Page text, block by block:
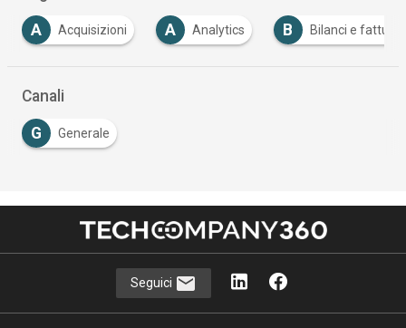
A Analytics B Bilanci e fatturati Cloud
Canali
G Generale
Seguici